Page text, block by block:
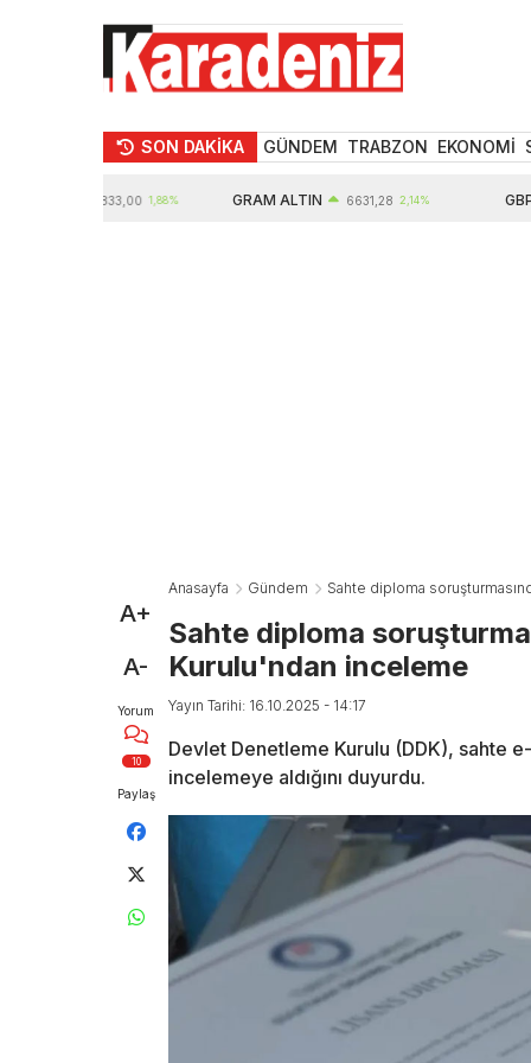
SON DAKİKA GÜNDEM TRABZON EKONOMİ
10833,00 1,88% GRAM ALTIN 6631,28 2,14%
A+
A-
Yorum
10
Paylaş
Anasayfa Gündem Sahte diploma
Sahte diploma
Kurulu'ndan inceleme
Yayın Tarihi: 16.10.2025 - 14:17
Devlet Denetleme Kurulu (DDK), sahte
incelemeye aldığını duyurdu.